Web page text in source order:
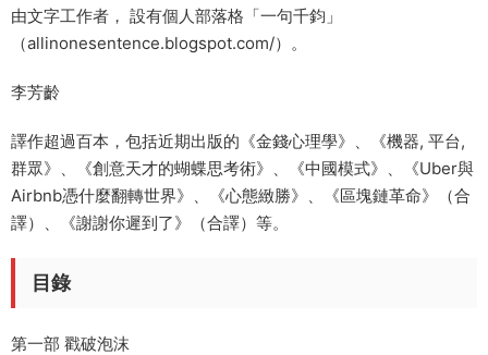
由文字工作者， 設有個人部落格「一句千鈞」
（allinonesentence.blogspot.com/）。
李芳齡
譯作超過百本，包括近期出版的《金錢心理學》、《機器, 平台,
群眾》、《創意天才的蝴蝶思考術》、《中國模式》、《Uber與
Airbnb憑什麼翻轉世界》、《心態緻勝》、《區塊鏈革命》（合
譯）、《謝謝你遲到了》（合譯）等。
目錄
第一部 戳破泡沫